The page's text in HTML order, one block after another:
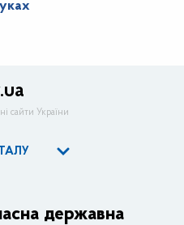
сайти України
державна